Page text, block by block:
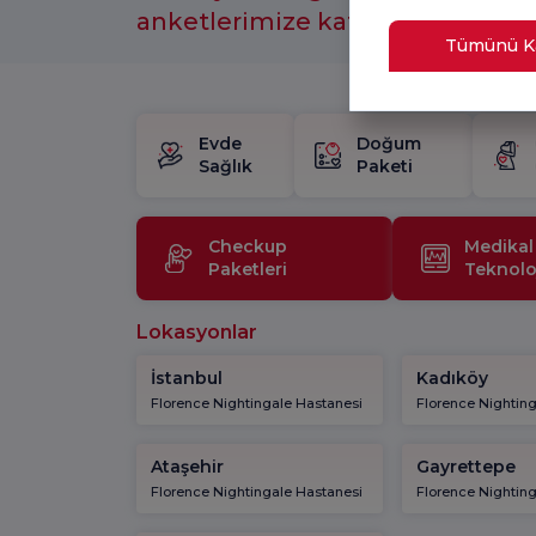
Evde
Sağlık
Doğum
Paketi
Checkup
Paketleri
Medikal
Lokasyonlar
İstanbul
Florence Nightingale Hastanesi
Kadıköy
Florence
Ataşehir
Florence Nightingale Hastanesi
Gayrettepe
Florence
anketlerimize katılmayı
Tümünü